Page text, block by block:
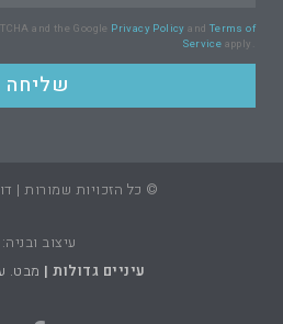
and the Google Privacy Policy and Terms of
Service apply.
שליחה
© כל הזכויות שמורות |
עיצוב ובניה:
עיניים גדולות | מבט.